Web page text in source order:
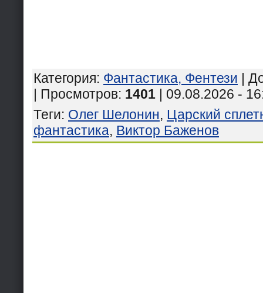
Категория: Фантастика, Фентези |
| Просмотров: 1401 | 09.08.2026 -
Теги: Олег Шелонин, Царский
фантастика, Виктор Баженов